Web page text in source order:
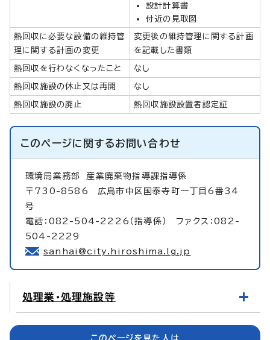
設計計算書
付近の見取図
熱回収に必要な設備の維持管
理に関する計画の変更
変更後の維持管理に関する計画
を記載した書類
熱回収を行わなくなったこと なし
熱回収施設の休止又は再開 なし
熱回収施設の廃止 熱回収施設設置者認定証
このページに関するお問い合わせ
環境局業務部 産業廃棄物指導課指導係
〒730-8586 広島市中区国泰寺町一丁目6番34
号
電話：082-504-2226（指導係） ファクス：082-
504-2229
sanhai@city.hiroshima.lg.jp
処理業・処理施設等
このページを見た人は